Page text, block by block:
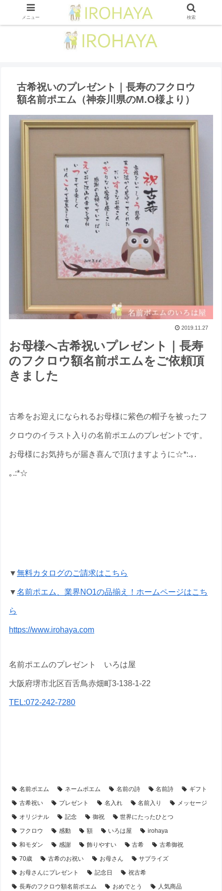
古希祝いのプレゼント｜長寿のフクロウ
額名前ポエム（神奈川県のM.O様より ）
2019.11.27
お母様へ古希祝いプレゼント｜長寿
のフクロウ額名前ポエムをご依頼頂
きました
古希をお迎えになられるお母様に紫色の帽子を被ったフ
クロウのイラスト入りの名前ポエムのプレゼントです。
お母様にお気持ちが届き喜んで頂けますように☆*:.｡.
｡.:*☆
▼無料カタログのご請求はこちら
▼名前ポエム、業界NO1の品揃え！ホームページはこち
ら
https://www.irohaya.com
名前ポエムのプレゼント いろは屋
大阪府堺市北区百舌鳥赤畑町3-138-1-22
TEL:072-242-7280
名前ポエム ネームポエム 名前の詩 名前詩
ギフト
古希祝い
プレゼント 名入れ 名前入り
メッセージ
オリジナル
記念 御祝
世界にたったひとつ
フクロウ
感動 額 いろは屋
irohaya
和モダン
感謝 飾りやすい 古希
古希御祝
70歳
古希のお祝い お母さん
サプライズ
お母さんにプレゼント
記念日
祝古希
長寿のフクロウ額名前ポエム
おめでとう 人気商品
メニュー 検索